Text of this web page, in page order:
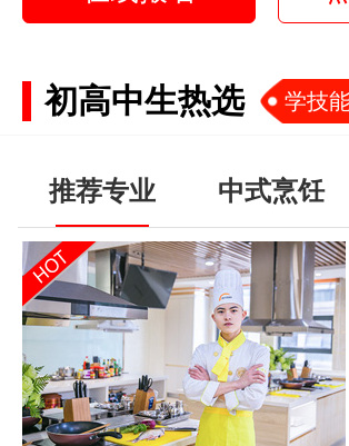
初高中生热选 学技
推荐专业 中式烹饪